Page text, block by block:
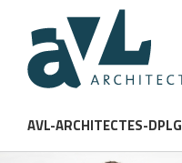
AVL-ARCHITECTES-DPLG